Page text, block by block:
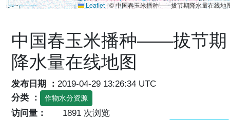
Leaflet|© 中国春玉米播种——拔节期降水量在线地
中国春玉米播种——拔节期
降水量在线地图
发布日期 ： 2019-04-29 13:26:34 UTC
分类 ：
作物水分资源
访问量： 1891 次浏览